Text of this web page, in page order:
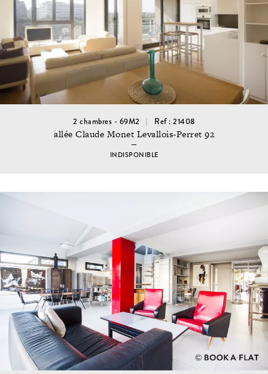
2 chambres - 69M2 Ref : 21408
allée Claude Monet Levallois-Perret 92
INDISPONIBLE